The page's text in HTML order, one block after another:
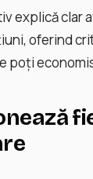
explică clar
oferind
poți